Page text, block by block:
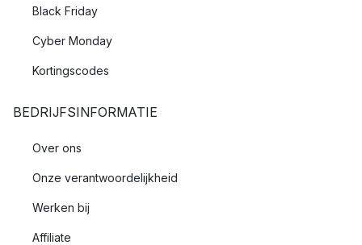
Black Friday
Cyber Monday
Kortingscodes
BEDRIJFSINFORMATIE
Over ons
Onze verantwoordelijkheid
Werken bij
Affiliate